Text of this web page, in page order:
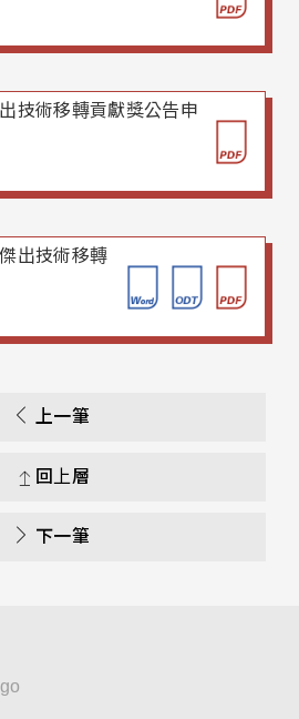
技術移轉貢獻獎公告申
出技術移轉
上一筆
回上層
下一筆